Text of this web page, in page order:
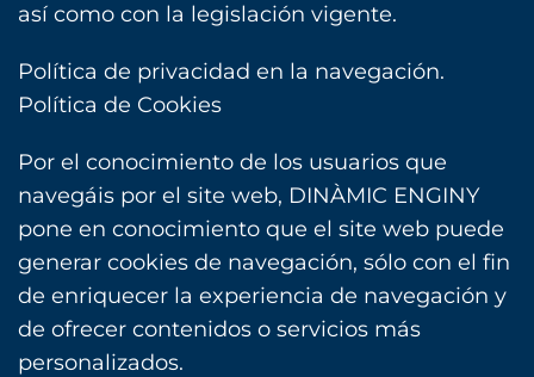
así como con la legislación vigente.
Política de privacidad en la navegación.
Política de Cookies
Por el conocimiento de los usuarios que
navegáis por el site web, DINÀMIC ENGINY
pone en conocimiento que el site ‎web puede
generar cookies de navegación, sólo con el fin
de enriquecer la experiencia de navegación y
‎de ofrecer contenidos o servicios más
personalizados.‎